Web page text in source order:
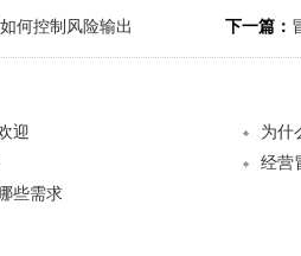
何控制风险输出 下一篇：
迎
为什
经营
些需求